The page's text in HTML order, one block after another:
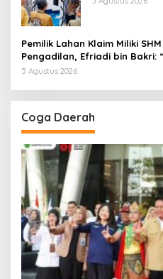
Pemilik Lahan Klaim Miliki
Pengadilan, Efriadi bin Bakri:
5 Agustus 2026
Coga Daerah